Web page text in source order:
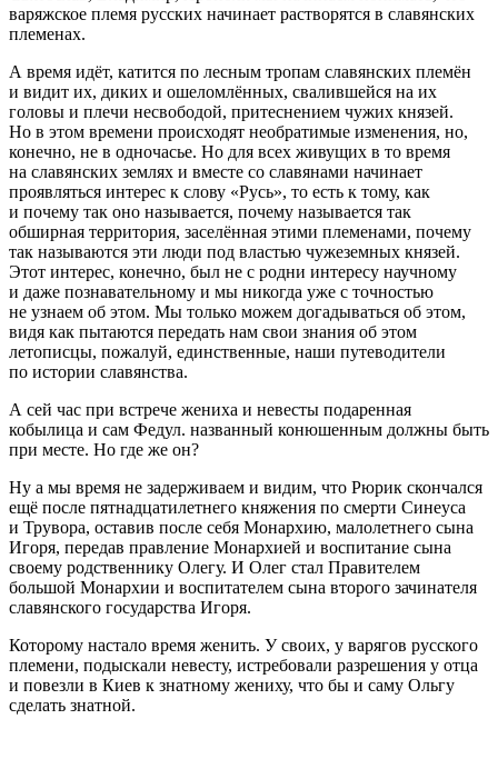
варяжское племя русских начинает растворятся в славянских
племенах.
А время идёт, катится по лесным тропам славянских племён
и видит их, диких и ошеломлённых, свалившейся на их
головы и плечи несвободой, притеснением чужих князей.
Но в этом времени происходят необратимые изменения, но,
конечно, не в одночасье. Но для всех живущих в то время
на славянских землях и вместе со славянами начинает
проявляться интерес к слову «Русь», то есть к тому, как
и почему так оно называется, почему называется так
обширная территория, заселённая этими племенами, почему
так называются эти люди под властью чужеземных князей.
Этот интерес, конечно, был не с родни интересу научному
и даже познавательному и мы никогда уже с точностью
не узнаем об этом. Мы только можем догадываться об этом,
видя как пытаются передать нам свои знания об этом
летописцы, пожалуй, единственные, наши путеводители
по истории славянства.
А сей час при встрече жениха и невесты подаренная
кобылица и сам Федул. названный конюшенным должны быть
при месте. Но где же он?
Ну а мы время не задерживаем и видим, что Рюрик скончался
ещё после пятнадцатилетнего княжения по смерти Синеуса
и Трувора, оставив после себя Монархию, малолетнего сына
Игоря, передав правление Монархией и воспитание сына
своему родственнику Олегу. И Олег стал Правителем
большой Монархии и воспитателем сына второго зачинателя
славянского государства Игоря.
Которому настало время женить. У своих, у варягов русского
племени, подыскали невесту, истребовали разрешения у отца
и повезли в Киев к знатному жениху, что бы и саму Ольгу
сделать знатной.